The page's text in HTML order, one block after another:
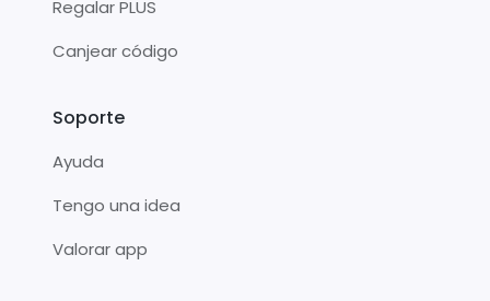
Regalar PLUS
Canjear código
Soporte
Ayuda
Tengo una idea
Valorar app